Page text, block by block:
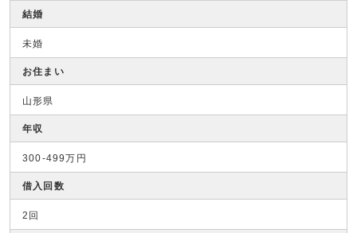
結婚
未婚
お住まい
山形県
年収
300-499万円
借入回数
2回